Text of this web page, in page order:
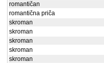
romantičan
romantična priča
skroman
skroman
skroman
skroman
skroman